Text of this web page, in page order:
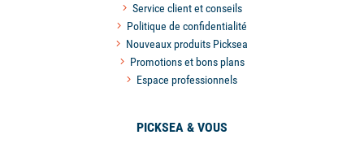
Service client et conseils
Politique de confidentialité
Nouveaux produits Picksea
Promotions et bons plans
Espace professionnels
PICKSEA & VOUS